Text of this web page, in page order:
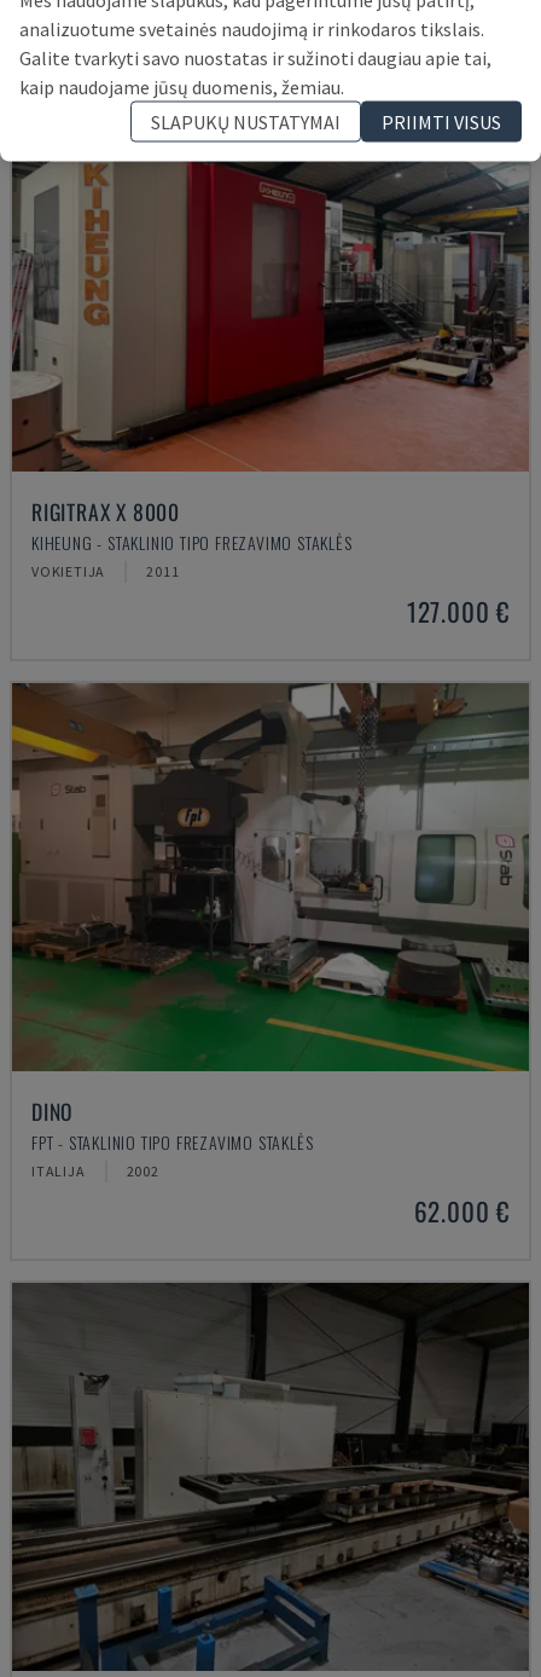
295.000 €
RIGITRAX X 8000
KIHEUNG - STAKLINIO TIPO FREZAVIMO STAKLĖS
VOKIETIJA 2011
127.000 €
DINO
FPT - STAKLINIO TIPO FREZAVIMO STAKLĖS
ITALIJA 2002
62.000 €
analizuotume svetainės naudojimą ir rinkodaros tikslais.
Galite tvarkyti savo nuostatas ir sužinoti daugiau apie tai,
kaip naudojame jūsų duomenis, žemiau.
SLAPUKŲ NUSTATYMAI
PRIIMTI VISUS